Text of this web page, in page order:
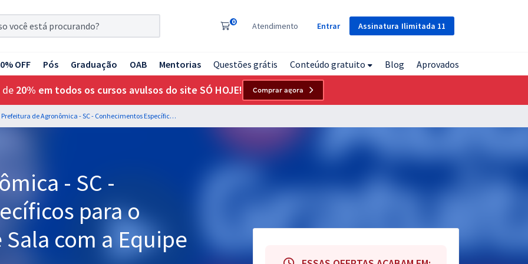
Assinatura Ilimitada 11
0 Atendimento Entrar
OFF Pós Graduação OAB Mentorias Questões grátis Conteúdo gratuito Blog Aprovados
de 20% em todos os cursos avulsos do site SÓ HOJE! Comprar agora
Prefeitura de Agronômica - SC - Conhecimentos Específicos para o Cargo de Auxiliar de Sala com a Equipe Gran
- SC -
para o
com a Equipe